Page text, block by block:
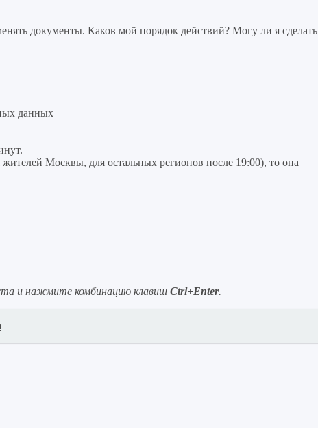
документы. Каков мой порядок действий? Могу ли я сделать
данных
Москвы, для остальных регионов после 19:00), то она
и нажмите комбинацию клавиш Ctrl+Enter.